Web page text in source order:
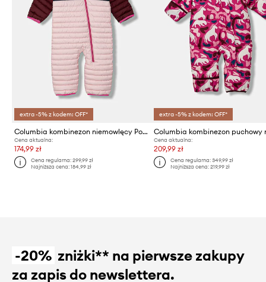
extra -5% z kodem: OFF*
Columbia kombinezon niemowlęcy Powder Lite Reversible Bunting
Cena aktualna:
174,99 zł
Cena regularna:299,99 zł
Najniższa cena:184,99 zł
extra -5% z kodem: OFF*
Cena aktualna:
209,99 zł
Cena regularna: 349,99 zł
Najniższa cena: 219,99 zł
-20% zniżki** na pierwsze zakupy
za zapis do newslettera.